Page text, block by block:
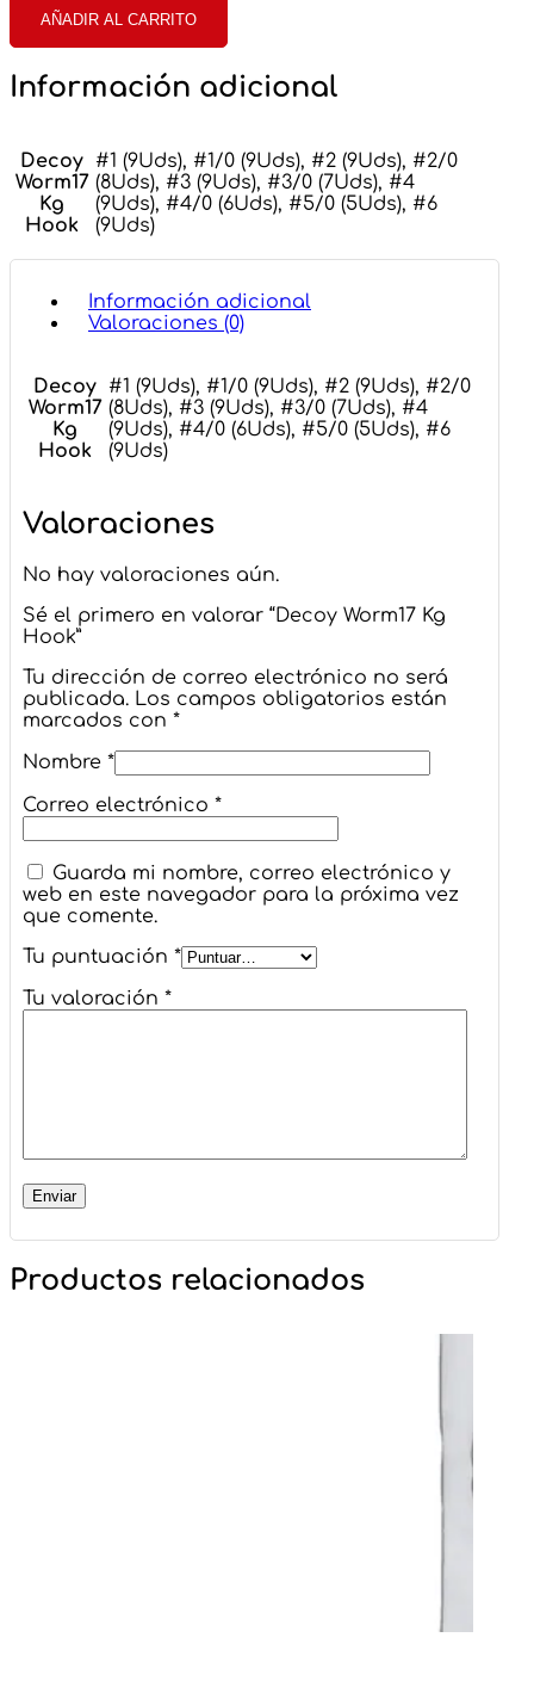
Hook
cantidad
AÑADIR AL CARRITO
Información adicional
Decoy
Worm17
Kg
Hook
#1 (9Uds), #1/0 (9Uds), #2 (9Uds), #2/0
(8Uds), #3 (9Uds), #3/0 (7Uds), #4
(9Uds), #4/0 (6Uds), #5/0 (5Uds), #6
(9Uds)
Información adicional
Valoraciones (0)
Decoy
Worm17
Kg
Hook
#1 (9Uds), #1/0 (9Uds), #2 (9Uds), #2/0
(8Uds), #3 (9Uds), #3/0 (7Uds), #4
(9Uds), #4/0 (6Uds), #5/0 (5Uds), #6
(9Uds)
Valoraciones
No hay valoraciones aún.
Sé el primero en valorar “Decoy Worm17 Kg
Hook”
Tu dirección de correo electrónico no será
publicada. Los campos obligatorios están
marcados con *
Nombre *
Correo electrónico *
Guarda mi nombre, correo electrónico y
web en este navegador para la próxima vez
que comente.
Tu puntuación *
Tu valoración *
Productos relacionados